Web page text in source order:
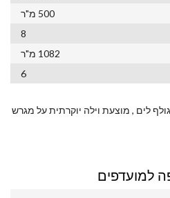
500 מ"ר
8
1082 מ"ר
6
הגולף לים , מוצעת וילה יוקרתית על מגרש
למועדפים